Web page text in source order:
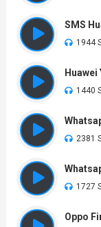
SMS
1944
Huawei
1440
2381
1727
Oppo